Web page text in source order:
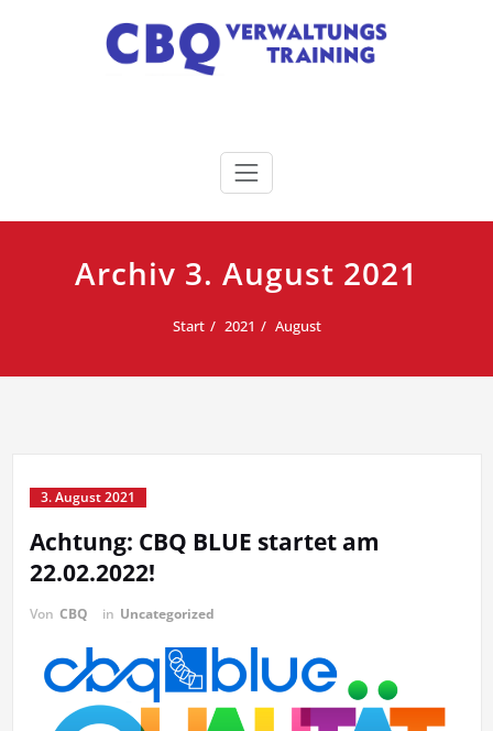
CBQ | Verwaltungen gehirn-
genial fortbilden!
°Verwaltungsseminare. °KompetenzCamps
Archiv 3. August 2021
Start 2021 August
3. August 2021
Achtung: CBQ BLUE startet am
22.02.2022!
Von CBQ in Uncategorized